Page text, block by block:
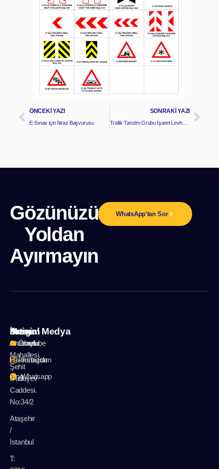
ÖNCEKI YAZI
E-Sınav için İtiraz Başvurusu
SONRAKI YAZI
Gözünüzü
Yoldan
Ayırmayın
WhatsApp'tan Sor
İletişim
A: Örnek
Mahallesi.
Şehit
Dudayev
Caddesi.
No:34/2
Ataşehir
/
İstanbul
T:
Menu
Anasayfa
Hakkımızda
Blog
Sosyal Medya
Youtube
Instagram
Whatsapp